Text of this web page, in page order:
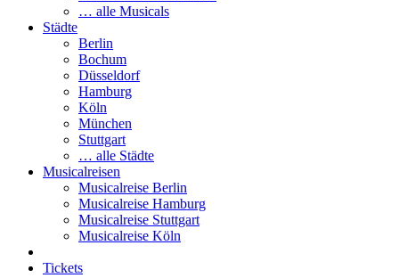
… alle Musicals
Städte
Berlin
Bochum
Düsseldorf
Hamburg
Köln
München
Stuttgart
… alle Städte
Musicalreisen
Musicalreise Berlin
Musicalreise Hamburg
Musicalreise Stuttgart
Musicalreise Köln
Tickets